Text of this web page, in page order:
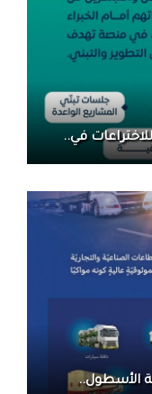
في..
الأسطول..